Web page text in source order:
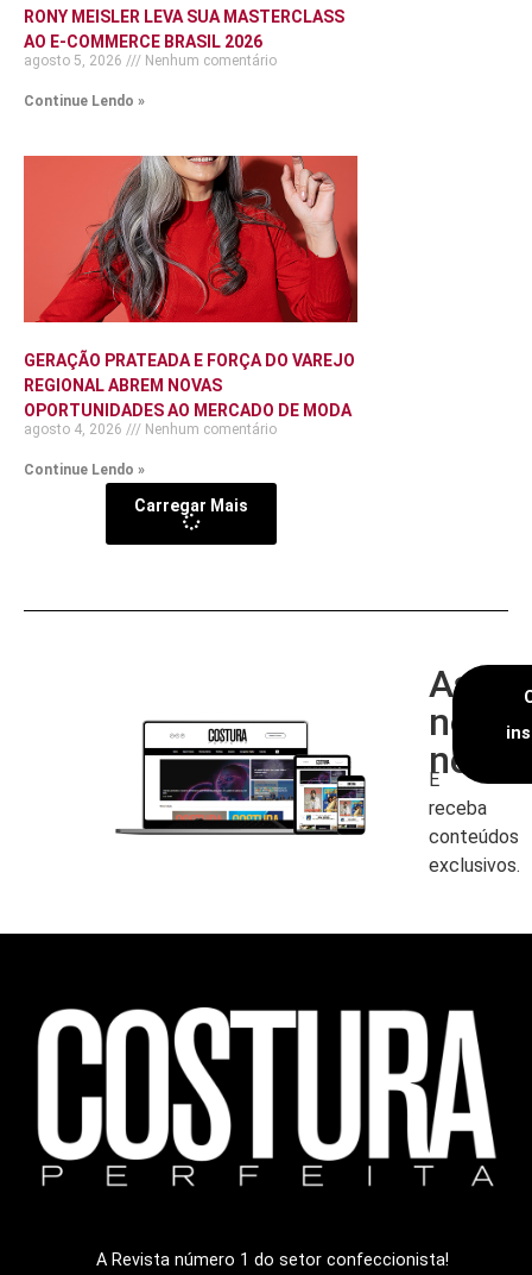
RONY MEISLER LEVA SUA MASTERCLASS
AO E-COMMERCE BRASIL 2026
agosto 5, 2026 Nenhum comentário
Continue Lendo »
GERAÇÃO PRATEADA E FORÇA DO VAREJO
REGIONAL ABREM NOVAS
OPORTUNIDADES AO MERCADO DE MODA
agosto 4, 2026 Nenhum comentário
Continue Lendo »
Carregar Mais
nossa
E
receba
conteúdos
exclusivos.
A Revista número 1 do setor confeccionista!